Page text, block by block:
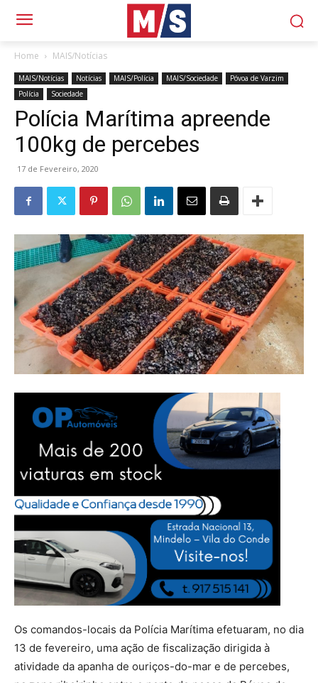
Home MAIS/Notícias
MAIS/Notícias Notícias MAIS/Polícia MAIS/Sociedade
Póvoa de Varzim
Polícia
Sociedade
Polícia Marítima apreende
100kg de percebes
17 de Fevereiro, 2020
Os comandos-locais da Polícia Marítima efetuaram, no dia
13 de fevereiro, uma ação de fiscalização dirigida à
atividade da apanha de ouriços-do-mar e de percebes,